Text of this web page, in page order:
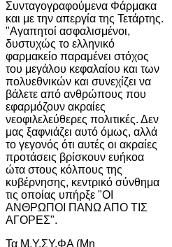
Συνταγογραφούμενα Φάρμακα
και με την απεργία της Τετάρτης.
"Αγαπητοί ασφαλισμένοι,
δυστυχώς το ελληνικό
φαρμακείο παραμένει στόχος
του μεγάλου κεφαλαίου και των
πολυεθνικών και συνεχίζει να
βάλετε από ανθρώπους που
εφαρμόζουν ακραίες
νεοφιλελεύθερες πολιτικές. Δεν
μας ξαφνιάζει αυτό όμως, αλλά
το γεγονός ότι αυτές οι ακραίες
προτάσεις βρίσκουν ευήκοα
ώτα στους κόλπους της
κυβέρνησης, κεντρικό σύνθημα
τις οποίας υπήρξε "ΟΙ
ΑΝΘΡΩΠΟΙ ΠΑΝΩ ΑΠΟ ΤΙΣ
ΑΓΟΡΕΣ".
Τα Μ.Υ.ΣΥ.ΦΑ (Μη